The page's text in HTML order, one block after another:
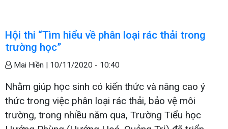
Hội thi “Tìm hiểu về phân loại rác thải trong
trường học”
Mai Hiền | 10/11/2020 - 10:40
Nhằm giúp học sinh có kiến thức và nâng cao ý
thức trong việc phân loại rác thải, bảo vệ môi
trường, trong nhiều năm qua, Trường Tiểu học